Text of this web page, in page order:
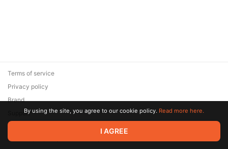
© 2026 Zaya Solutions Limited. All rights reserved. All trademarks
are the property of their respective owners.
Terms of service
Privacy policy
Brand
SupportBy using the site, you agree to our cookie policy. Read more here.
I AGREE